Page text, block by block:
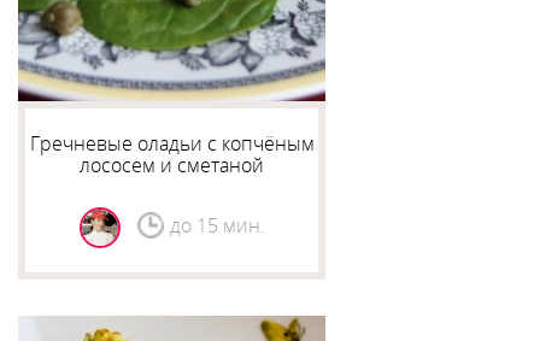
Гречневые оладьи с копчёным
лососем и сметаной
до 15 мин.